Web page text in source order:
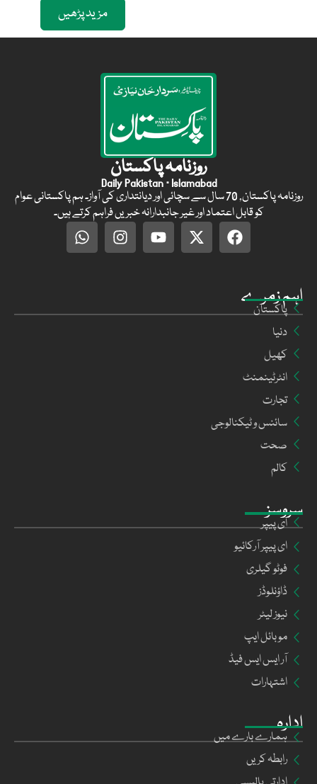
مزید پڑھیں
ادارہ
ہمارے بارے میں
رابطہ کریں
سروسز
ای پیپر
ای پیپر آرکائیو
فوٹو گیلری
ڈاؤنلوڈز
نیوز لیٹر
موبائل ایپ
آر ایس ایس فیڈ
اشتہارات
اہم زمرے
پاکستان
دنیا
کھیل
انٹرٹینمنٹ
تجارت
سائنس و ٹیکنالوجی
صحت
کالم
روزنامہ پاکستان
Daily Pakistan · Islamabad
روزنامہ پاکستان, 70 سال سے سچائی اور دیانتداری کی آواز۔ ہم پاکستانی عوام
کو قابل اعتماد اور غیر جانبدارانہ خبریں فراہم کرتے ہیں۔